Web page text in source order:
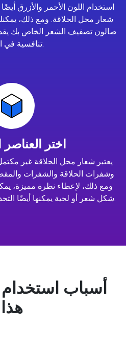
استخدام اللون الأحمر والأزرق
شعار محل الحلاقة. ومع ذلك،
صالون تصفيف الشعر الخاص بك
تنافسية في السوق.
اختر
يعتبر شعار محل الحلاقة غير
وشفرات الحلاقة والشفرات
ومع ذلك، لإعطاء نظرة مميزة،
شكل شعر أو لحية يمكنها أيضًا التحدث نيابة عن علامتك التجارية.
أسباب استخدام
هذا